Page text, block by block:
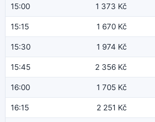
15:00 1 373 Kč
15:15 1 670 Kč
15:30 1 974 Kč
15:45 2 356 Kč
16:00 1 705 Kč
16:15 2 251 Kč